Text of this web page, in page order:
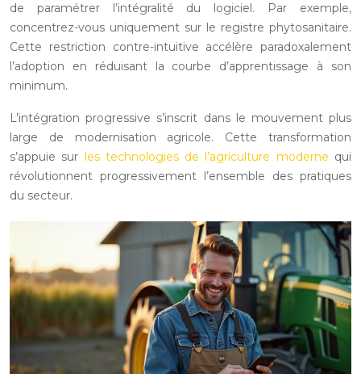
de paramétrer l’intégralité du logiciel. Par exemple,
concentrez-vous uniquement sur le registre phytosanitaire.
Cette restriction contre-intuitive accélère paradoxalement
l’adoption en réduisant la courbe d’apprentissage à son
minimum.
L’intégration progressive s’inscrit dans le mouvement plus
large de modernisation agricole. Cette transformation
s’appuie sur les technologies de l’agriculture moderne qui
révolutionnent progressivement l’ensemble des pratiques
du secteur.